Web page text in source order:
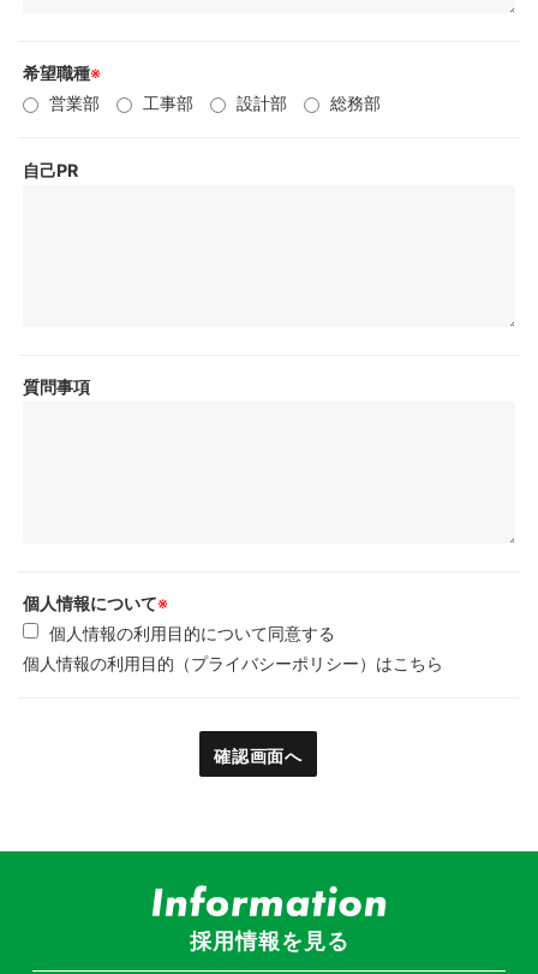
希望職種※
営業部
工事部 設計部 総務部
自己PR
質問事項
個人情報について※
個人情報の利用目的について同意する
個人情報の利用目的（プライバシーポリシー）はこちら
採用情報を見る